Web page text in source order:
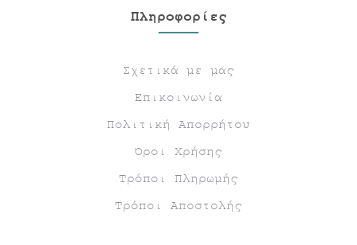
Πληροφορίες
Σχετικά με μας
Επικοινωνία
Πολιτική Απορρήτου
Όροι Χρήσης
Τρόποι Πληρωμής
Τρόποι Αποστολής